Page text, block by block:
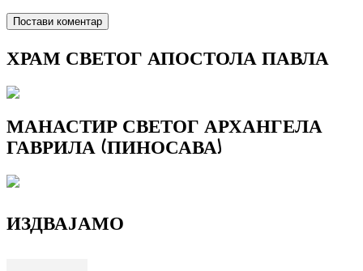
ХРАМ СВЕТОГ АПОСТОЛА ПАВЛА
МАНАСТИР СВЕТОГ АРХАНГЕЛА
ГАВРИЛА (ПИНОСАВА)
ИЗДВАЈАМО